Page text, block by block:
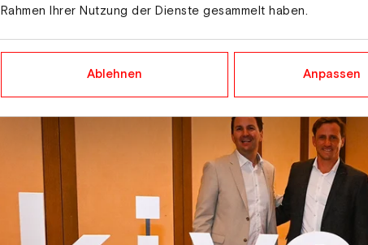
Rahmen Ihrer Nutzung der Dienste gesammelt haben.
Ablehnen Anpassen